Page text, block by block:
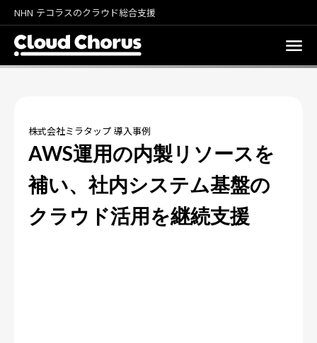
NHN テコラスのクラウド総合支援
株式会社ミラタップ 導入事例
AWS運用の内製リソースを
補い、社内システム基盤の
クラウド活用を継続支援